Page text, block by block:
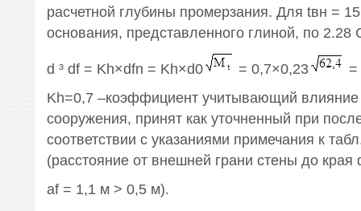
расчетной глубины промерзания. Для tвн =
основания, представленного глиной, по
d ³ df = Kh×dfn = Kh×d0 = 0,7×0,23
=
Kh=0,7 –коэффициент учитывающий влияние
сооружения, принят как уточненный при
соответствии с указаниями примечания к
(расстояние от внешней грани стены до
af = 1,1 м > 0,5 м).